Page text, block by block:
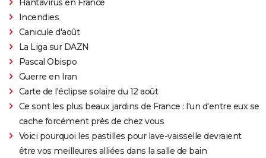
Hantavirus en France
Incendies
Canicule d'août
La Liga sur DAZN
Pascal Obispo
Guerre en Iran
Carte de l'éclipse solaire du 12 août
Ce sont les plus beaux jardins de France : l'un d'entre eux se
cache forcément près de chez vous
Voici pourquoi les pastilles pour lave-vaisselle devraient
être vos meilleures alliées dans la salle de bain